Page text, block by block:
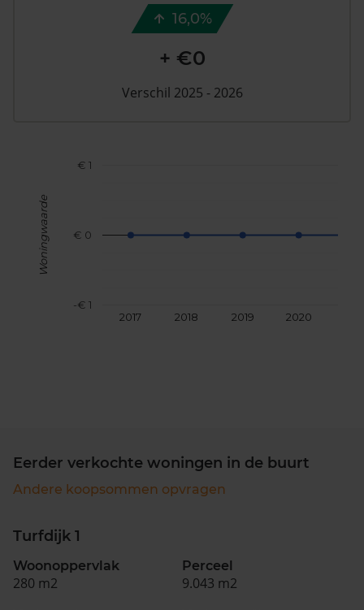
2017 2018 2019 2020
-€ 1
€ 0
€ 1
Woningwaarde
16,0%
+ €0
Verschil 2025 - 2026
Eerder verkochte woningen in de buurt
Andere koopsommen opvragen
Turfdijk 1
Woonoppervlak
280 m2
Perceel
9.043 m2